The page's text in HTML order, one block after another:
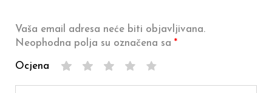
Vaša email adresa neće biti objavljivana.
Neophodna polja su označena sa *
Ocjena